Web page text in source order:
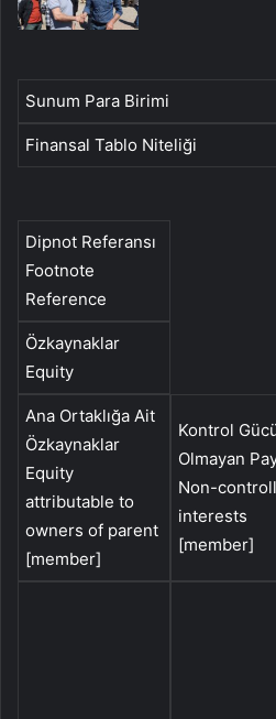
Sunum Para Birimi
Finansal Tablo Niteliği
Dipnot Referansı
Footnote
Reference
Özkaynaklar
Equity
Ana Ortaklığa Ait
Özkaynaklar
Equity
attributable to
owners of parent
[member]
Kontrol
Olmayan
Non-
interests
[member]